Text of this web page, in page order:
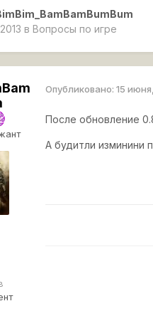
в Вопросы по игре
Опубликовано:15
После обновление
А будитли изминини